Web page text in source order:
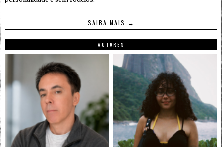
SAIBA MAIS →
AUTORES